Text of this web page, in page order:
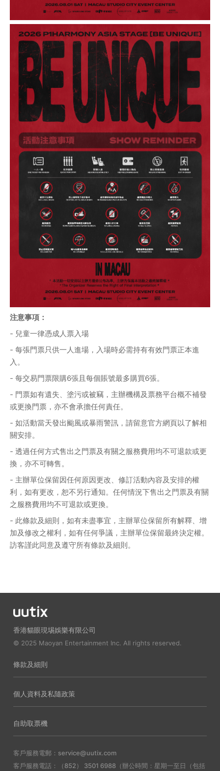
注意事項：
- 兒童一律憑成人票入場
- 每張門票只供一人進場，入場時必需持有有效門票正本進
入。
- 每交易門票限購6張且每個賬號最多購買6張。
- 門票如有遺失、塗污或被竊，主辦機構及票務平台概不補發
或更換門票，亦不會承擔任何責任。
- 如活動當天發出颱風或暴雨警訊，請留意官方網頁以了解相
關安排。
- 透過任何方式售出之門票及有關之服務費用均不可退款或更
換，亦不可轉售。
- 主辦單位保留因任何原因更改、修訂活動內容及安排的權
利，如有更改，恕不另行通知。任何情況下售出之門票及有關
之服務費用均不可退款或更換。
- 此條款及細則，如有未盡事宜，主辦單位保留所有解釋、增
加及修改之權利，如有任何爭議，主辦單位保留最終決定權。
訪客謹此同意及遵守所有條款及細則。
香港貓眼現埸娛樂有限公司
© 2025 Maoyan Entertainment Inc. All rights reserved.
條款及細則
個人資料及私隨政策
自助取票機
客戶服務電郵：service@uutix.com
客戶服務電話：（852） 3501 6988（辦公時間：星期一至日（包括